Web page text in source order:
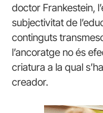
doctor Frankestein,
subjectivitat de
continguts
l’ancoratge no és
criatura a la qual
creador.